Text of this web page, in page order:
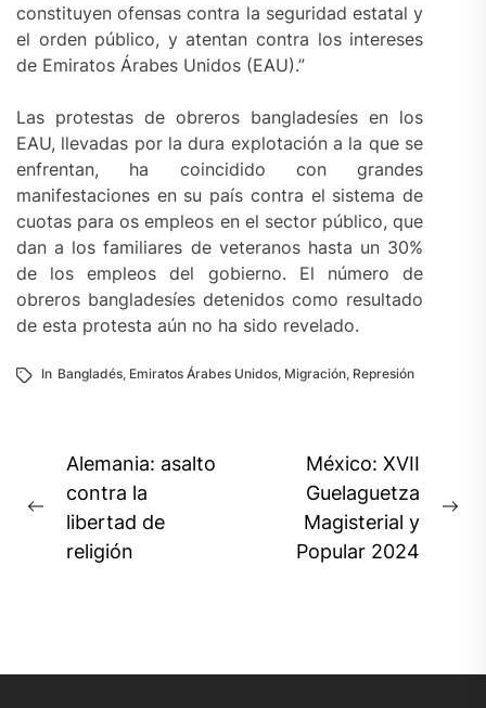
constituyen ofensas contra la seguridad estatal y
el orden público, y atentan contra los intereses
de Emiratos Árabes Unidos (EAU).”
Las protestas de obreros bangladesíes en los
EAU, llevadas por la dura explotación a la que se
enfrentan, ha coincidido con grandes
manifestaciones en su país contra el sistema de
cuotas para os empleos en el sector público, que
dan a los familiares de veteranos hasta un 30%
de los empleos del gobierno. El número de
obreros bangladesíes detenidos como resultado
de esta protesta aún no ha sido revelado.
In Bangladés, Emiratos Árabes Unidos, Migración, Represión
Navegación
de
entradas
Previous
post:
Alemania: asalto
contra la
libertad de
religión
México: XVII
Guelaguetza
Magisterial y
Popular 2024